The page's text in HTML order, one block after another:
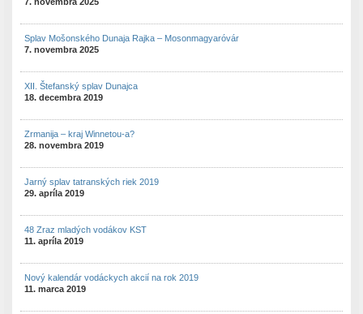
Splav Mošonského Dunaja Rajka – Mosonmagyaróvár
7. novembra 2025
XII. Štefanský splav Dunajca
18. decembra 2019
Zrmanija – kraj Winnetou-a?
28. novembra 2019
Jarný splav tatranských riek 2019
29. apríla 2019
48 Zraz mladých vodákov KST
11. apríla 2019
Nový kalendár vodáckych akcií na rok 2019
11. marca 2019